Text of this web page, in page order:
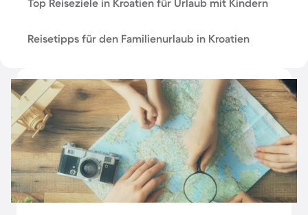
Top Reiseziele in Kroatien für Urlaub mit Kindern
Reisetipps für den Familienurlaub in Kroatien